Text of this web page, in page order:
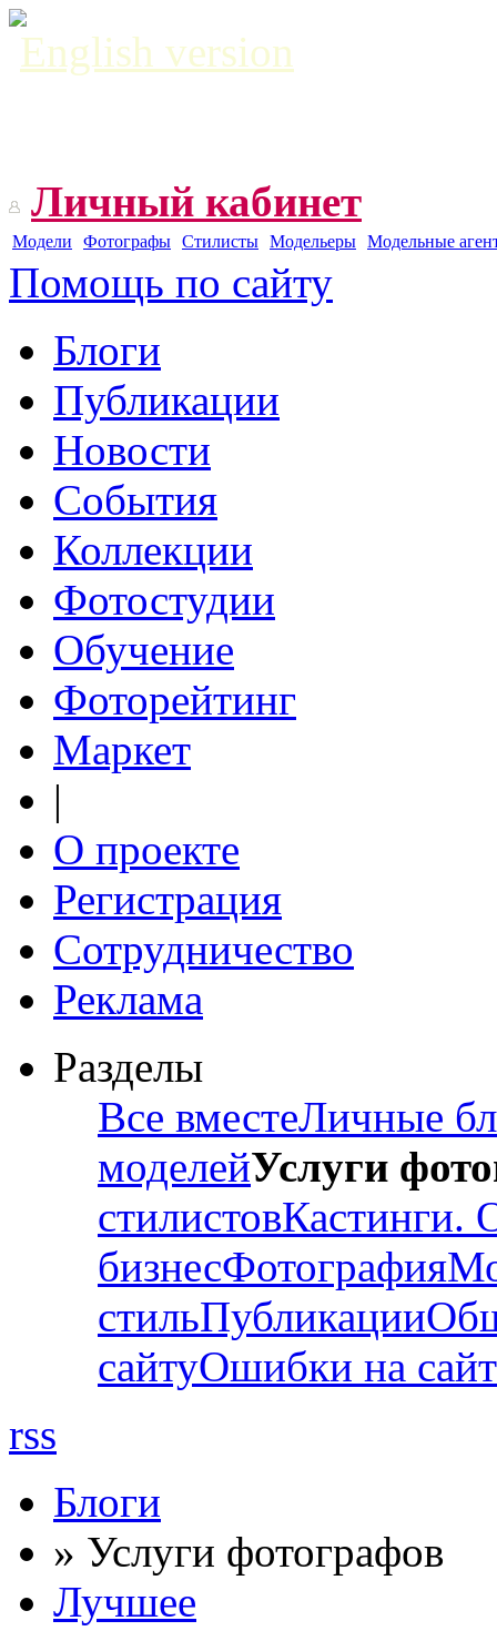
English version
Личный кабинет
Модели Фотографы Стилисты Модельеры Модельные
Помощь по сайту
Блоги
Публикации
Новости
События
Коллекции
Фотостудии
Обучение
Фоторейтинг
Маркет
|
О проекте
Регистрация
Сотрудничество
Реклама
Разделы
Все вместеЛичные
моделейУслуги
стилистовКастинги.
бизнесФотография
стильПубликации
сайтуОшибки на
rss
Блоги
» Услуги фотографов
Лучшее